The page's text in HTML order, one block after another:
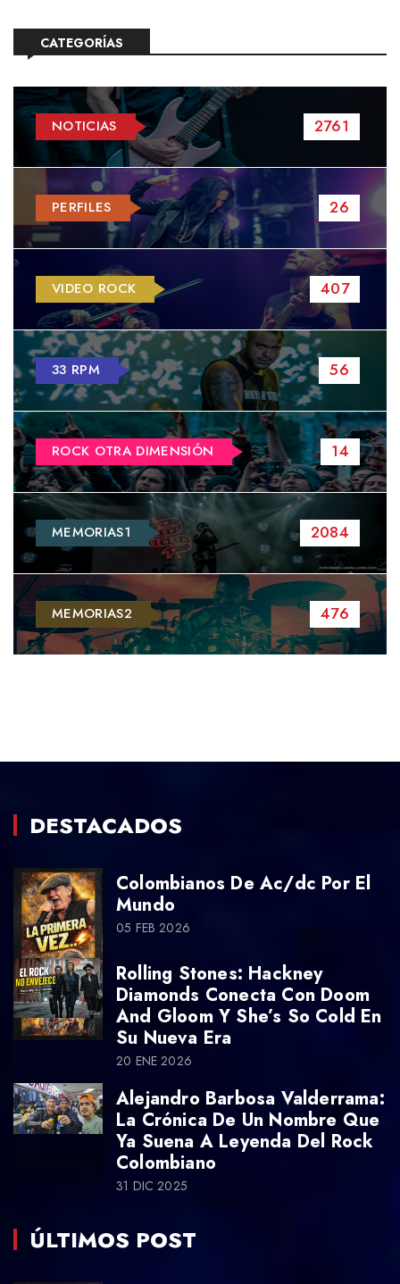
CATEGORÍAS
NOTICIAS 2761
PERFILES 26
VIDEO ROCK 407
33 RPM 56
ROCK OTRA DIMENSIÓN 14
MEMORIAS1 2084
MEMORIAS2 476
DESTACADOS
Colombianos De Ac/dc Por El
Mundo
05 FEB 2026
Rolling Stones: Hackney
Diamonds Conecta Con Doom
And Gloom Y She’s So Cold En
Su Nueva Era
20 ENE 2026
Alejandro Barbosa Valderrama:
La Crónica De Un Nombre Que
Ya Suena A Leyenda Del Rock
Colombiano
31 DIC 2025
ÚLTIMOS POST